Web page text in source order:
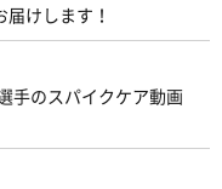
けします！
手のスパイクケア動画